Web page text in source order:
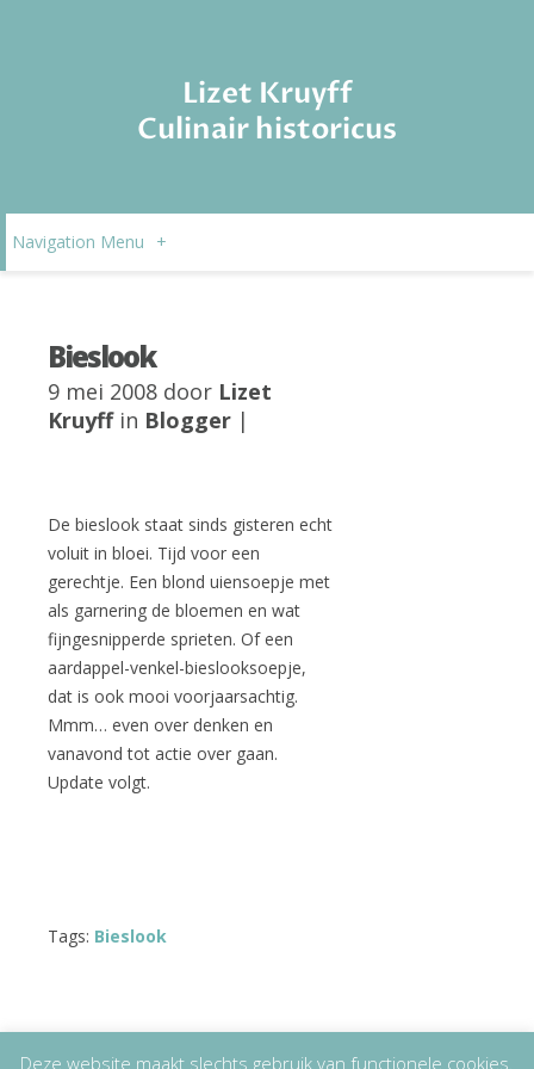
Lizet Kruyff
Culinair historicus
Navigation Menu +
Bieslook
9 mei 2008 door Lizet
Kruyffin Blogger |
De bieslook staat sinds gisteren echt
voluit in bloei. Tijd voor een
gerechtje. Een blond uiensoepje met
als garnering de bloemen en wat
fijngesnipperde sprieten. Of een
aardappel-venkel-bieslooksoepje,
dat is ook mooi voorjaarsachtig.
Mmm… even over denken en
vanavond tot actie over gaan.
Update volgt.
Tags: Bieslook
Deze website maakt slechts gebruik van functionele cookies.